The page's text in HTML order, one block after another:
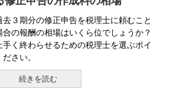
３期分の修正申告を税理士に頼むこと
の報酬の相場はいくら位でしょうか？
く終わらせるための税理士を選ぶポイ
さい。
続きを読む